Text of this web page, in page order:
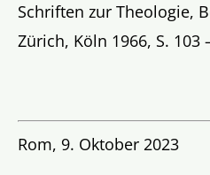
Schriften zur Theologie,
Zürich, Köln 1966, S. 103
Rom, 9. Oktober 2023